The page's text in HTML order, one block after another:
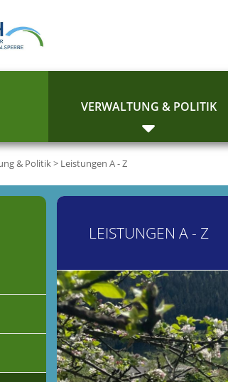
VERWALTUNG & POLITIK
& Politik> Leistungen A - Z
LEISTUNGEN A - Z